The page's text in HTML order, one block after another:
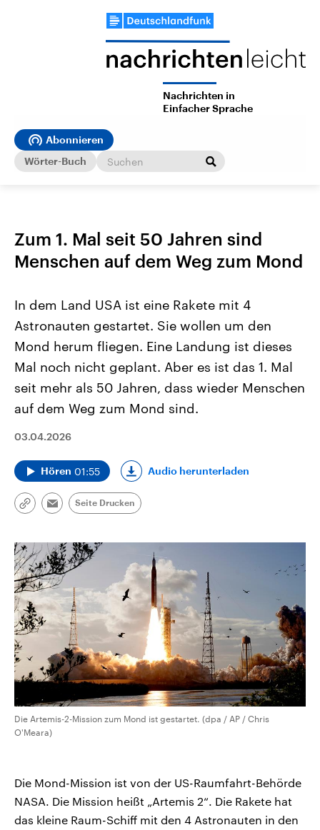
Nachrichten in
Einfacher Sprache
Abonnieren
Wörter-Buch
Zum 1. Mal seit 50 Jahren sind
Menschen auf dem Weg zum Mond
In dem Land USA ist eine Rakete mit 4
Astronauten gestartet. Sie wollen um den
Mond herum fliegen. Eine Landung ist dieses
Mal noch nicht geplant. Aber es ist das 1. Mal
seit mehr als 50 Jahren, dass wieder Menschen
auf dem Weg zum Mond sind.
03.04.2026
Hören 01:55 Audio herunterladen
Link
Email
Seite Drucken
Die Artemis-2-Mission zum Mond ist gestartet. (dpa / AP / Chris
O'Meara)
Die Mond-Mission ist von der US-Raumfahrt-Behörde
NASA. Die Mission heißt „Artemis 2“. Die Rakete hat
das kleine Raum-Schiff mit den 4 Astronauten in den